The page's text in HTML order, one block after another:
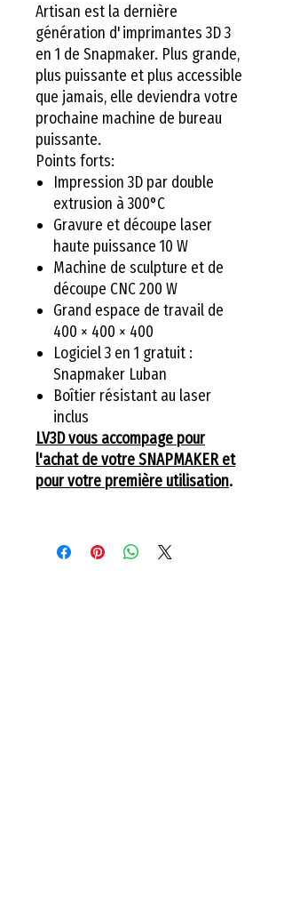
Artisan est la dernière
génération d'imprimantes 3D 3
en 1 de Snapmaker. Plus grande,
plus puissante et plus accessible
que jamais, elle deviendra votre
prochaine machine de bureau
puissante.
Points forts:
Impression 3D par double
extrusion à 300°C
Gravure et découpe laser
haute puissance 10 W
Machine de sculpture et de
découpe CNC 200 W
Grand espace de travail de
400 × 400 × 400
Logiciel 3 en 1 gratuit :
Snapmaker Luban
Boîtier résistant au laser
inclus
LV3D vous accompage pour
l'achat de votre SNAPMAKER et
pour votre première utilisation.